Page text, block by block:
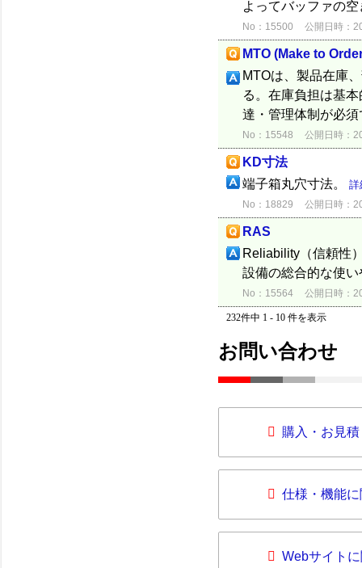
よってバッファの
No：15500 公開日時：
MTO (Make to
MTOは、製品在庫
る。在庫負担は基
達・管理体制が必
No：15548 公開日時：
KD寸法
端子箱丸穴寸法。 詳
No：18829 公開日時：
RAS
Reliability（信頼性
設備の総合的な使
No：15564 公開日時：
232件中 1 - 10 件を表示
お問い合わせ
購入・お見
仕様・機能
Webサイト